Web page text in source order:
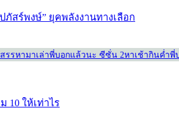
ปภัสร์พงษ์” ยุคพลังงานทางเลือก
สรรหามาเล่าพี่บอกแล้วนะ ซีซั่น 2หาเช้ากินค่ำพี่
10 ให้เท่าไร